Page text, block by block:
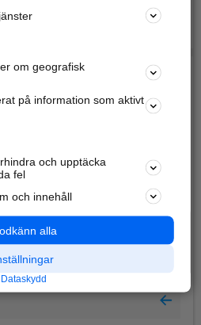
247
& VD
anställda
om geografisk
på information som aktivt
och upptäcka
fel
och innehåll
alla
Dataskydd